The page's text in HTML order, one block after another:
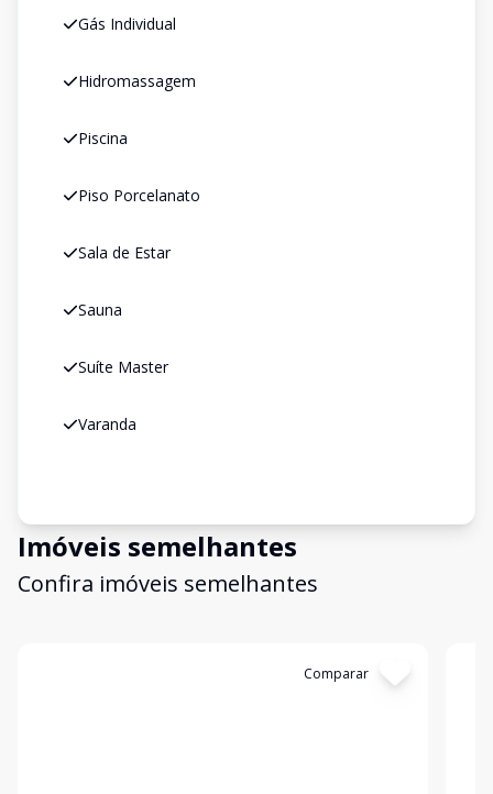
Gás Individual
Hidromassagem
Piscina
Piso Porcelanato
Sala de Estar
Sauna
Suíte Master
Varanda
Imóveis semelhantes
Confira imóveis semelhantes
Comparar